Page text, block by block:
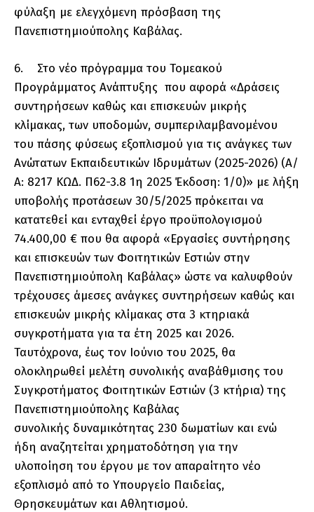
φύλαξη με ελεγχόμενη πρόσβαση της
Πανεπιστημιούπολης Καβάλας.
6. Στο νέο πρόγραμμα του Τομεακού
Προγράμματος Ανάπτυξης που αφορά «Δράσεις
συντηρήσεων καθώς και επισκευών μικρής
κλίμακας, των υποδομών, συμπεριλαμβανομένου
του πάσης φύσεως εξοπλισμού για τις ανάγκες των
Ανώτατων Εκπαιδευτικών Ιδρυμάτων (2025-2026) (Α/
Α: 8217 ΚΩΔ. Π62-3.8 1η 2025 Έκδοση: 1/0)» με λήξη
υποβολής προτάσεων 30/5/2025 πρόκειται να
κατατεθεί και ενταχθεί έργο προϋπολογισμού
74.400,00 € που θα αφορά «Εργασίες συντήρησης
και επισκευών των Φοιτητικών Εστιών στην
Πανεπιστημιούπολη Καβάλας» ώστε να καλυφθούν
τρέχουσες άμεσες ανάγκες συντηρήσεων καθώς και
επισκευών μικρής κλίμακας στα 3 κτηριακά
συγκροτήματα για τα έτη 2025 και 2026.
Ταυτόχρονα, έως τον Ιούνιο του 2025, θα
ολοκληρωθεί μελέτη συνολικής αναβάθμισης του
Συγκροτήματος Φοιτητικών Εστιών (3 κτήρια) της
Πανεπιστημιούπολης Καβάλας
συνολικής δυναμικότητας 230 δωματίων και ενώ
ήδη αναζητείται χρηματοδότηση για την
υλοποίηση του έργου με τον απαραίτητο νέο
εξοπλισμό από το Υπουργείο Παιδείας,
Θρησκευμάτων και Αθλητισμού.